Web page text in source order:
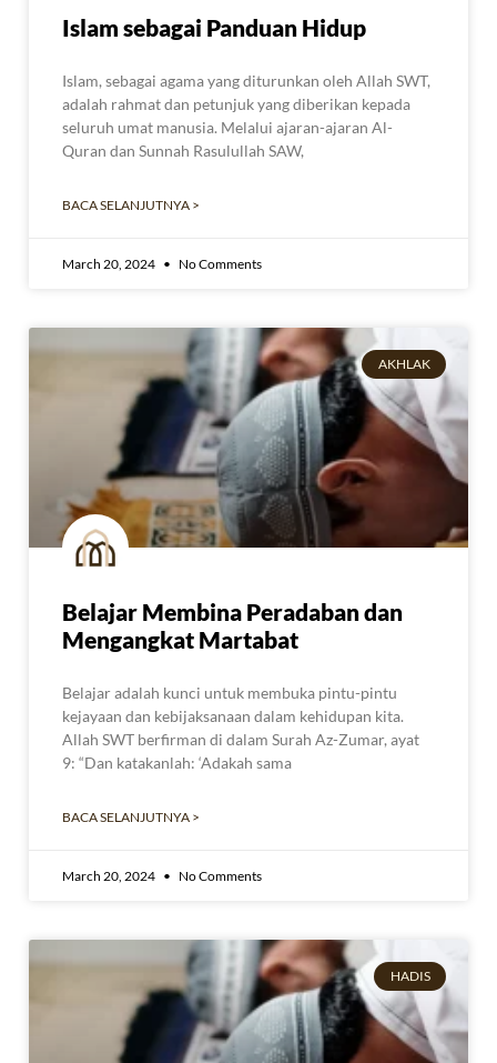
Islam sebagai Panduan Hidup
Islam, sebagai agama yang diturunkan oleh Allah SWT,
adalah rahmat dan petunjuk yang diberikan kepada
seluruh umat manusia. Melalui ajaran-ajaran Al-
Quran dan Sunnah Rasulullah SAW,
BACA SELANJUTNYA >
March 20, 2024 No Comments
AKHLAK
Belajar Membina Peradaban dan
Mengangkat Martabat
Belajar adalah kunci untuk membuka pintu-pintu
kejayaan dan kebijaksanaan dalam kehidupan kita.
Allah SWT berfirman di dalam Surah Az-Zumar, ayat
9: “Dan katakanlah: ‘Adakah sama
BACA SELANJUTNYA >
March 20, 2024 No Comments
HADIS